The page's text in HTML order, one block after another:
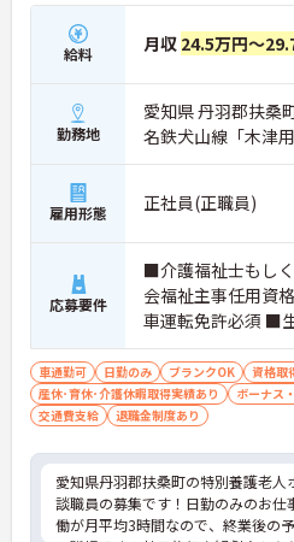
給料 月収 24.5万円～
勤務地
愛知県 丹羽郡扶桑
名鉄犬山線「木津
雇用形態 正社員(正職員)
応募要件
■介護福祉士もし
会福祉主事任用資
車運転免許必須 ■
必須
車通勤可 日勤のみ ブランクOK 資格取
産休･育休･介護休暇取得実績あり
ボーナス
交通費支給
退職金制度あり
愛知県丹羽郡扶桑町の特別養護老人
談職員の募集です！日勤のみのお仕
働が月平均3時間なので、終業後の